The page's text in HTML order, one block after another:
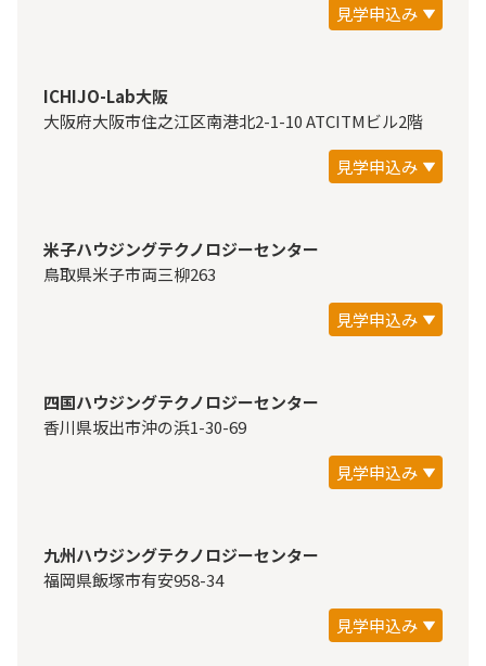
見学申込み
ICHIJO-Lab大阪
大阪府大阪市住之江区南港北2-1-10 ATCITMビル2階
見学申込み
米子ハウジングテクノロジーセンター
鳥取県米子市両三柳263
見学申込み
四国ハウジングテクノロジーセンター
香川県坂出市沖の浜1-30-69
見学申込み
九州ハウジングテクノロジーセンター
福岡県飯塚市有安958-34
見学申込み